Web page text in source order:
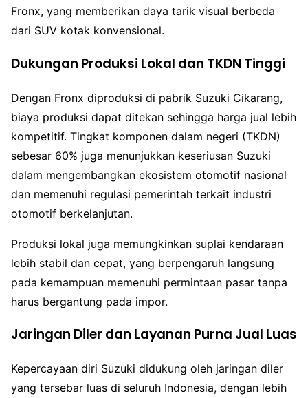
Fronx, yang memberikan daya tarik visual berbeda
dari SUV kotak konvensional.
Dukungan Produksi Lokal dan TKDN Tinggi
Dengan Fronx diproduksi di pabrik Suzuki Cikarang,
biaya produksi dapat ditekan sehingga harga jual lebih
kompetitif. Tingkat komponen dalam negeri (TKDN)
sebesar 60% juga menunjukkan keseriusan Suzuki
dalam mengembangkan ekosistem otomotif nasional
dan memenuhi regulasi pemerintah terkait industri
otomotif berkelanjutan.
Produksi lokal juga memungkinkan suplai kendaraan
lebih stabil dan cepat, yang berpengaruh langsung
pada kemampuan memenuhi permintaan pasar tanpa
harus bergantung pada impor.
Jaringan Diler dan Layanan Purna Jual Luas
Kepercayaan diri Suzuki didukung oleh jaringan diler
yang tersebar luas di seluruh Indonesia, dengan lebih